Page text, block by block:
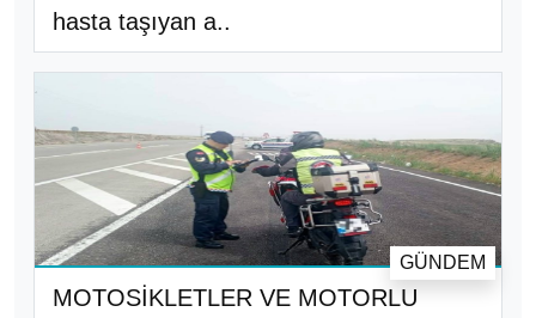
hasta taşıyan a..
MOTOSİKLETLER VE MOTORLU
GÜNDEM